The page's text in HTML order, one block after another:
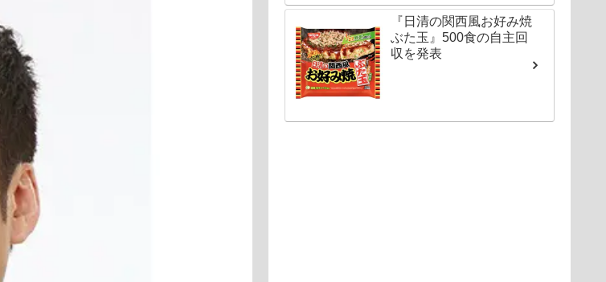
1000円以下〜の圧倒的
コスパ
『日清の関西風お好み焼
ぶた玉』500食の自主回
収を発表